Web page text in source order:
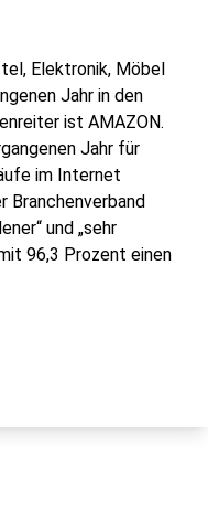
Elektronik, Möbel
Jahr in den
ist AMAZON.
Jahr für
im Internet
und „sehr
96,3 Prozent einen